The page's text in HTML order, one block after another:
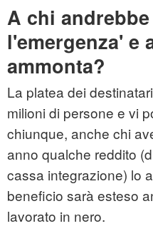
A chi
l'emergenza' e
ammonta?
La platea dei
milioni di persone e vi
chiunque, anche chi
anno qualche reddito
cassa integrazione) lo
beneficio sarà esteso
lavorato in nero.